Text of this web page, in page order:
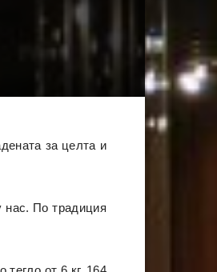
за целта и
нас. По традиция